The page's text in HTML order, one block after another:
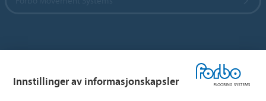
Hjemmeside per land
Velg land
Innstillinger av informasjonskapsler